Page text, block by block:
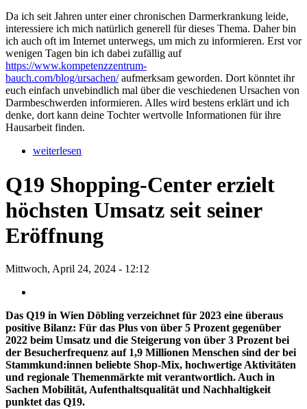
Da ich seit Jahren unter einer chronischen Darmerkrankung leide,
interessiere ich mich natürlich generell für dieses Thema. Daher bin
ich auch oft im Internet unterwegs, um mich zu informieren. Erst vor
wenigen Tagen bin ich dabei zufällig auf
https://www.kompetenzzentrum-
bauch.com/blog/ursachen/aufmerksam geworden. Dort könntet ihr
euch einfach unvebindlich mal über die veschiedenen Ursachen von
Darmbeschwerden informieren. Alles wird bestens erklärt und ich
denke, dort kann deine Tochter wertvolle Informationen für ihre
Hausarbeit finden.
weiterlesen
Q19 Shopping-Center erzielt
höchsten Umsatz seit seiner
Eröffnung
Mittwoch, April 24, 2024 - 12:12
Das Q19 in Wien Döbling verzeichnet für 2023 eine überaus
positive Bilanz: Für das Plus von über 5 Prozent gegenüber
2022 beim Umsatz und die Steigerung von über 3 Prozent bei
der Besucherfrequenz auf 1,9 Millionen Menschen sind der bei
Stammkund:innen beliebte Shop-Mix, hochwertige Aktivitäten
und regionale Themenmärkte mit verantwortlich. Auch in
Sachen Mobilität, Aufenthaltsqualität und Nachhaltigkeit
punktet das Q19.